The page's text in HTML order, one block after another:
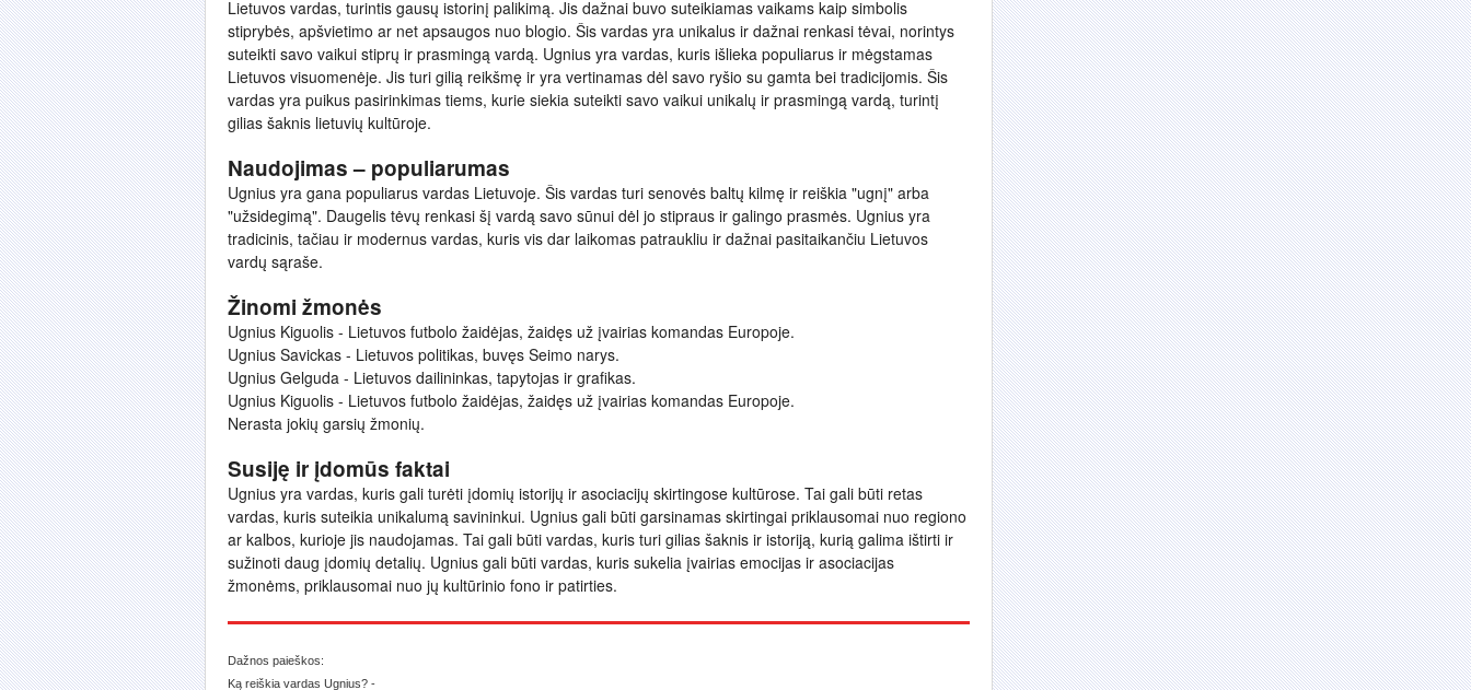
Lietuvos vardas, turintis gausų istorinį palikimą. Jis dažnai buvo suteikiamas vaikams kaip simbolis
stiprybės, apšvietimo ar net apsaugos nuo blogio. Šis vardas yra unikalus ir dažnai renkasi tėvai, norintys
suteikti savo vaikui stiprų ir prasmingą vardą. Ugnius yra vardas, kuris išlieka populiarus ir mėgstamas
Lietuvos visuomenėje. Jis turi gilią reikšmę ir yra vertinamas dėl savo ryšio su gamta bei tradicijomis. Šis
vardas yra puikus pasirinkimas tiems, kurie siekia suteikti savo vaikui unikalų ir prasmingą vardą, turintį
gilias šaknis lietuvių kultūroje.
Naudojimas – populiarumas
Ugnius yra gana populiarus vardas Lietuvoje. Šis vardas turi senovės baltų kilmę ir reiškia "ugnį" arba
"užsidegimą". Daugelis tėvų renkasi šį vardą savo sūnui dėl jo stipraus ir galingo prasmės. Ugnius yra
tradicinis, tačiau ir modernus vardas, kuris vis dar laikomas patraukliu ir dažnai pasitaikančiu Lietuvos
vardų sąraše.
Žinomi žmonės
Ugnius Kiguolis - Lietuvos futbolo žaidėjas, žaidęs už įvairias komandas Europoje.
Ugnius Savickas - Lietuvos politikas, buvęs Seimo narys.
Ugnius Gelguda - Lietuvos dailininkas, tapytojas ir grafikas.
Ugnius Kiguolis - Lietuvos futbolo žaidėjas, žaidęs už įvairias komandas Europoje.
Nerasta jokių garsių žmonių.
Susiję ir įdomūs faktai
Ugnius yra vardas, kuris gali turėti įdomių istorijų ir asociacijų skirtingose kultūrose. Tai gali būti retas
vardas, kuris suteikia unikalumą savininkui. Ugnius gali būti garsinamas skirtingai priklausomai nuo regiono
ar kalbos, kurioje jis naudojamas. Tai gali būti vardas, kuris turi gilias šaknis ir istoriją, kurią galima ištirti ir
sužinoti daug įdomių detalių. Ugnius gali būti vardas, kuris sukelia įvairias emocijas ir asociacijas
žmonėms, priklausomai nuo jų kultūrinio fono ir patirties.
Dažnos paieškos:
Ką reiškia vardas Ugnius? -